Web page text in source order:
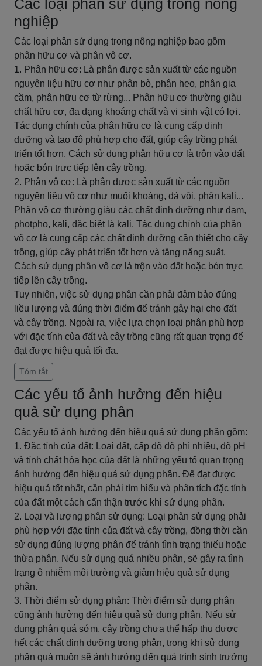
Các loại phân sử dụng trong nông
nghiệp
Các loại phân sử dụng trong nông nghiệp bao gồm
phân hữu cơ và phân vô cơ.
1. Phân hữu cơ: Là phân được sản xuất từ các nguồn
nguyên liệu hữu cơ như phân bò, phân heo, phân gia
cầm, phân hữu cơ từ rừng... Phân hữu cơ thường giàu
chất hữu cơ, đa dạng khoáng chất và vi sinh vật có lợi.
Tác dụng chính của phân hữu cơ là cung cấp dinh
dưỡng và tạo độ phù hợp cho đất, giúp cây trồng phát
triển tốt hơn. Cách sử dụng phân hữu cơ là trộn vào đất
hoặc bón trực tiếp lên cây trồng.
2. Phân vô cơ: Là phân được sản xuất từ các nguồn
nguyên liệu vô cơ như muối khoáng, đá vôi, phân kali...
Phân vô cơ thường giàu các chất dinh dưỡng như đạm,
photpho, kali, đặc biệt là kali. Tác dụng chính của phân
vô cơ là cung cấp các chất dinh dưỡng cần thiết cho cây
trồng, giúp cây phát triển tốt hơn và tăng năng suất.
Cách sử dụng phân vô cơ là trộn vào đất hoặc bón trực
tiếp lên cây trồng.
Tuy nhiên, việc sử dụng phân cần phải đảm bảo đúng
liều lượng và đúng thời điểm để tránh gây hại cho đất
và cây trồng. Ngoài ra, việc lựa chọn loại phân phù hợp
với đặc tính của đất và cây trồng cũng rất quan trọng để
đạt được hiệu quả tối đa.
Tóm tắt
Các yếu tố ảnh hưởng đến hiệu
quả sử dụng phân
Các yếu tố ảnh hưởng đến hiệu quả sử dụng phân gồm:
1. Đặc tính của đất: Loại đất, cấp độ độ phì nhiêu, độ pH
và tính chất hóa học của đất là những yếu tố quan trọng
ảnh hưởng đến hiệu quả sử dụng phân. Để đạt được
hiệu quả tốt nhất, cần phải tìm hiểu và phân tích đặc tính
của đất một cách cẩn thận trước khi sử dụng phân.
2. Loại và lượng phân sử dụng: Loại phân sử dụng phải
phù hợp với đặc tính của đất và cây trồng, đồng thời cần
sử dụng đúng lượng phân để tránh tình trạng thiếu hoặc
thừa phân. Nếu sử dụng quá nhiều phân, sẽ gây ra tình
trạng ô nhiễm môi trường và giảm hiệu quả sử dụng
phân.
3. Thời điểm sử dụng phân: Thời điểm sử dụng phân
cũng ảnh hưởng đến hiệu quả sử dụng phân. Nếu sử
dụng phân quá sớm, cây trồng chưa thể hấp thụ được
hết các chất dinh dưỡng trong phân, trong khi sử dụng
phân quá muộn sẽ ảnh hưởng đến quá trình sinh trưởng